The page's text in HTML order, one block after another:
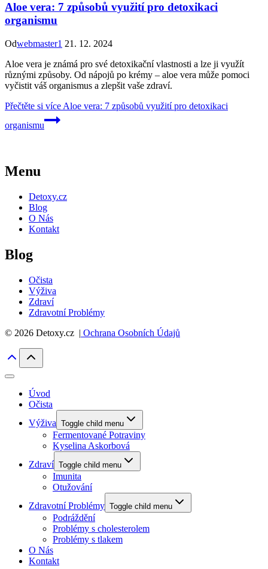
Aloe vera: 7 způsobů využití pro detoxikaci
organismu
Odwebmaster1 21. 12. 2024
Aloe vera je známá pro své detoxikační vlastnosti a lze ji využít
různými způsoby. Od nápojů po krémy – aloe vera může pomoci
vyčistit váš organismus a zlepšit vaše zdraví.
Přečtěte si více Aloe vera: 7 způsobů využití pro detoxikaci
organismu
Menu
Detoxy.cz
Blog
O Nás
Kontakt
Blog
Očista
Výživa
Zdraví
Zdravotní Problémy
© 2026 Detoxy.cz | Ochrana Osobních Údajů
Úvod
Očista
Výživa Toggle child menu
Fermentované Potraviny
Kyselina Askorbová
Zdraví Toggle child menu
Imunita
Otužování
Zdravotní Problémy Toggle child menu
Podráždění
Problémy s cholesterolem
Problémy s tlakem
O Nás
Kontakt